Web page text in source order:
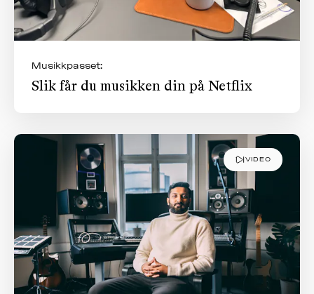
Musikkpasset:
Slik får du musikken din på Netflix
VIDEO